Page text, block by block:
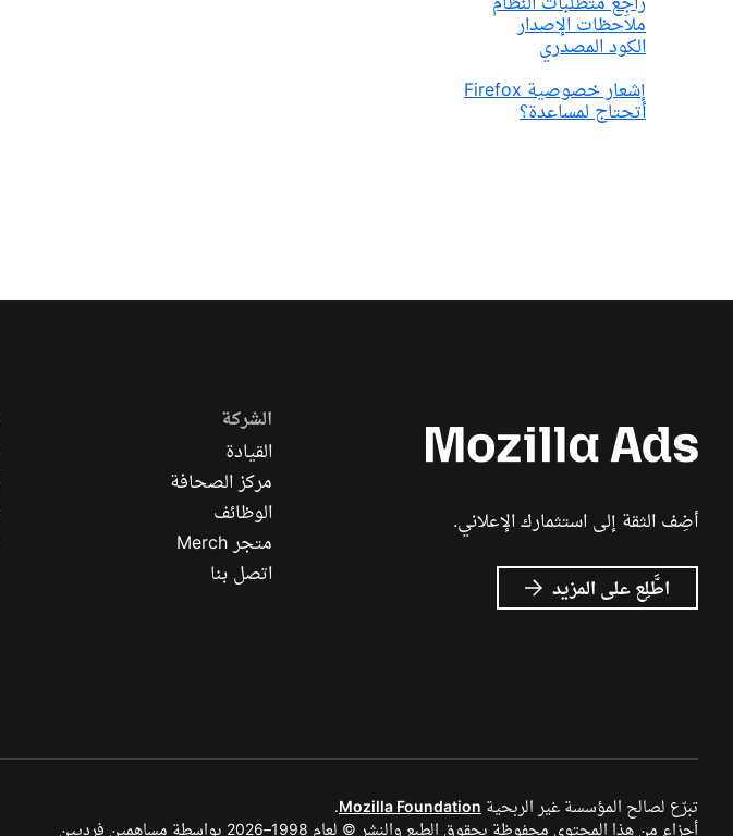
ملاحظات الإصدار
الكود المصدري
إشعار خصوصية Firefox
أتحتاج لمساعدة؟
أضِف الثقة إلى استثمارك الإعلاني.
اطَّلِع على المزيد عن
إعلانات
الشركة
القيادة
مركز الصحافة
الوظائف
متجر Merch
اتصل بنا
تبرّع لصالح المؤسسة غير الربحية Mozilla Foundation
.
أجزاء من هذا المحتوى محفوظة بحقوق الطبع والنشر © لعام 1998–2026 بواسطة مساهمين فرديين